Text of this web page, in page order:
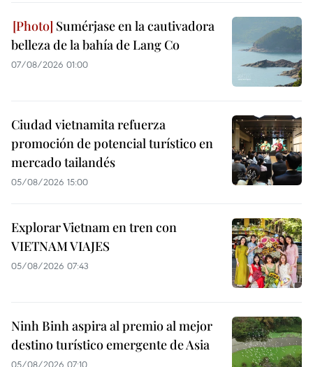
Sumérjase en la cautivadora
belleza de la bahía de Lang Co
07/08/2026 01:00
Ciudad vietnamita refuerza
promoción de potencial turístico en
mercado tailandés
05/08/2026 15:00
Explorar Vietnam en tren con
VIETNAM VIAJES
05/08/2026 07:43
Ninh Binh aspira al premio al mejor
destino turístico emergente de Asia
05/08/2026 07:10